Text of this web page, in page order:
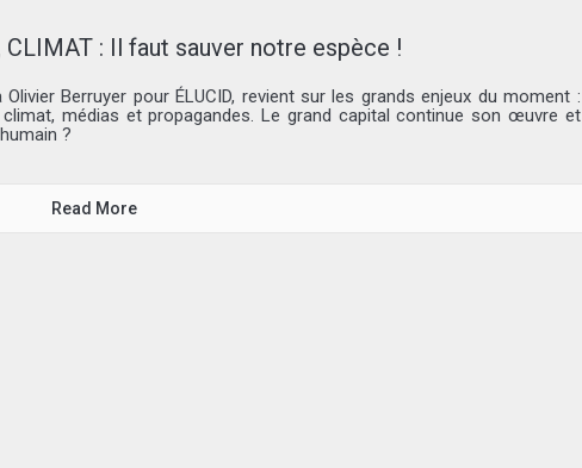
CLIMAT : Il faut sauver notre espèce !
Berruyer pour ÉLUCID, revient sur les grands enjeux du moment :
médias et propagandes. Le grand capital continue son œuvre et
?
Read More